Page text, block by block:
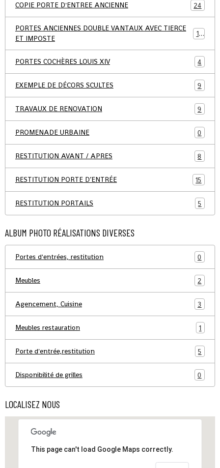
COPIE PORTE D'ENTREE ANCIENNE 24
PORTES ANCIENNES DOUBLE VANTAUX AVEC TIERCE
ET IMPOSTE
19
PORTES COCHÈRES LOUIS XIV 4
EXEMPLE DE DÉCORS SCULTES 9
TRAVAUX DE RENOVATION 9
PROMENADE URBAINE 0
RESTITUTION AVANT / APRES 8
RESTITUTION PORTE D’ENTRÉE 15
RESTITUTION PORTAILS 5
ALBUM PHOTO RÉALISATIONS DIVERSES
Portes d'entrées, restitution 0
Meubles 2
Agencement, Cuisine 3
Meubles restauration 1
Porte d'entrée,restitution 5
Disponibilité de grilles 0
LOCALISEZ NOUS
This page can't load Google Maps correctly.